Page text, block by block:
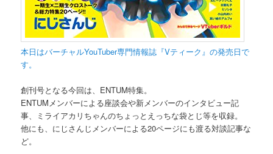
本日はバーチャルYouTuber専門情報誌『Vティーク』の発売日で
す。
創刊号となる今回は、ENTUM特集。
ENTUMメンバーによる座談会や新メンバーのインタビュー記
事、ミライアカリちゃんのちょっとえっちな袋とじ等を収録。
他にも、にじさんじメンバーによる20ページにも渡る対談記事な
ど。